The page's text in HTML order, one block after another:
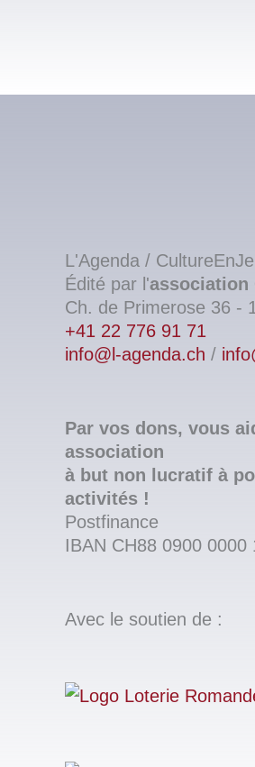
L'Agenda /
Édité par l'association
Ch. de Primerose 36 -
+41 22 776 91 71
info@l-agenda.ch /
Par vos dons, vous
association
à but non lucratif à
activités !
Postfinance
IBAN CH88 0900 0000
Avec le soutien de :